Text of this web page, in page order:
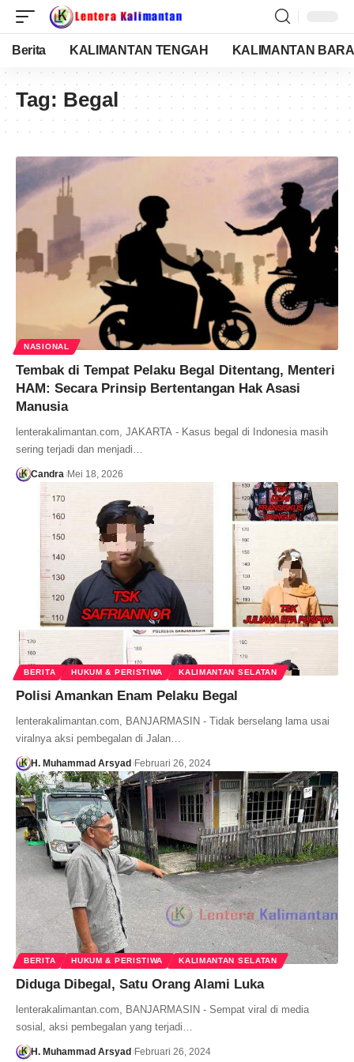
Berita KALIMANTAN TENGAH KALIMANTAN
Tag: Begal
NASIONAL
Tembak di Tempat Pelaku Begal Ditentang, Menteri
HAM: Secara Prinsip Bertentangan Hak Asasi
Manusia
lenterakalimantan.com, JAKARTA - Kasus begal di Indonesia masih
sering terjadi dan menjadi…
Candra Mei 18, 2026
BERITA HUKUM & PERISTIWA KALIMANTAN SELATAN
Polisi Amankan Enam Pelaku Begal
lenterakalimantan.com, BANJARMASIN - Tidak berselang lama usai
viralnya aksi pembegalan di Jalan…
H. Muhammad Arsyad Februari 26, 2024
BERITA HUKUM & PERISTIWA KALIMANTAN SELATAN
Diduga Dibegal, Satu Orang Alami Luka
lenterakalimantan.com, BANJARMASIN - Sempat viral di media
sosial, aksi pembegalan yang terjadi…
H. Muhammad Arsyad Februari 26, 2024